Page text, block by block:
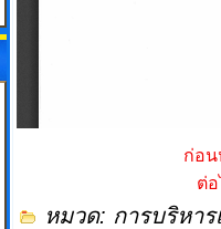
ก่อ
ต่
หมวด: การบริหา